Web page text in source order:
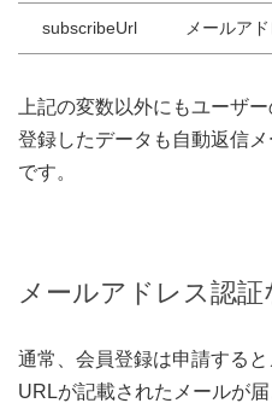
subscribeUrl メールア
上記の変数以外にもユーザ
登録したデータも自動返信
です。
メールアドレス認
通常、会員登録は申請する
URLが記載されたメールが